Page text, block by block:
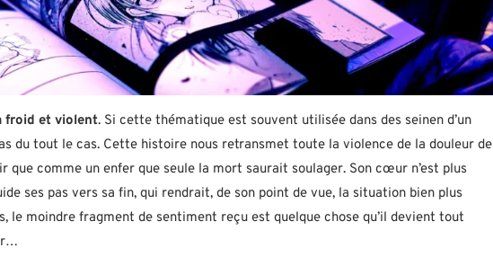
froid et violent. Si cette thématique est souvent utilisée dans des seinen d’un
du tout le cas. Cette histoire nous retransmet toute la violence de la douleur de
que comme un enfer que seule la mort saurait soulager. Son cœur n’est plus
ses pas vers sa fin, qui rendrait, de son point de vue, la situation bien plus
le moindre fragment de sentiment reçu est quelque chose qu’il devient tout